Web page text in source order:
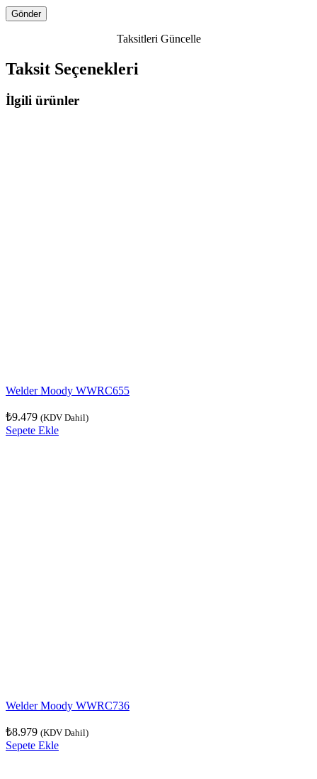
Taksitleri Güncelle
Taksit Seçenekleri
İlgili ürünler
Welder Moody WWRC655
₺9.479 (KDV Dahil)
Sepete Ekle
Welder Moody WWRC736
₺8.979 (KDV Dahil)
Sepete Ekle